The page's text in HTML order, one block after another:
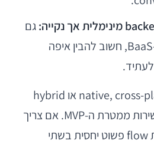
גם
אם משתמשים ב-BaaS, חשוב להבין איפה
גם הבחירה בין native, cross-platform או hybrid
יכולה להיות מושפעת ישירות ממטרת ה-MVP. אם צריך
להוכיח velocity ולבנות flow פשוט יחסית בשתי